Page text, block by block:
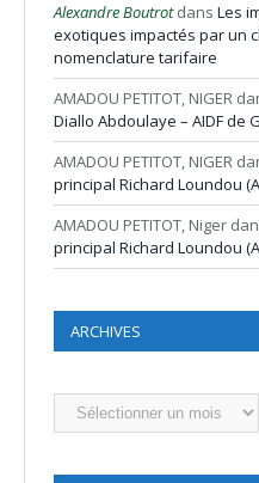
Alexandre Boutrotdans Les
exotiques impactés par un
nomenclature tarifaire
AMADOU PETITOT, NIGER
Diallo Abdoulaye – AIDF de
AMADOU PETITOT, NIGER
principal Richard Loundou
AMADOU PETITOT, Niger
principal Richard Loundou
ARCHIVES
Archives